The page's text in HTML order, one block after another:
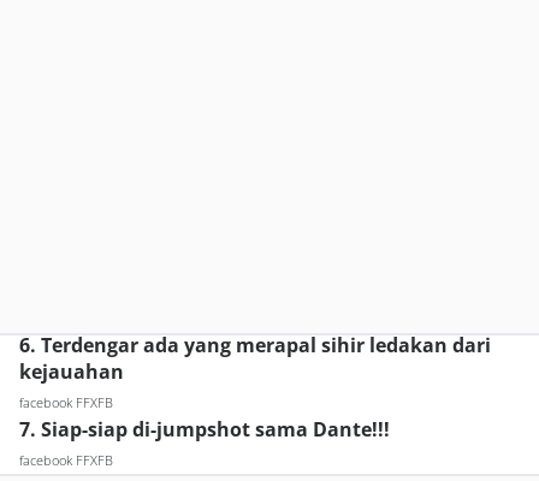
6. Terdengar ada yang merapal sihir ledakan dari
kejauahan
facebook FFXFB
7. Siap-siap di-jumpshot sama Dante!!!
facebook FFXFB